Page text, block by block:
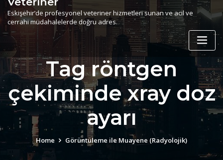
Eskişehir’de profesyonel veteriner hizmetleri sunan ve acil ve
cerrahi müdahalelerde doğru adres.
Tag röntgen
çekiminde xray doz
ayarı
Home Görüntüleme ile Muayene (Radyolojik)